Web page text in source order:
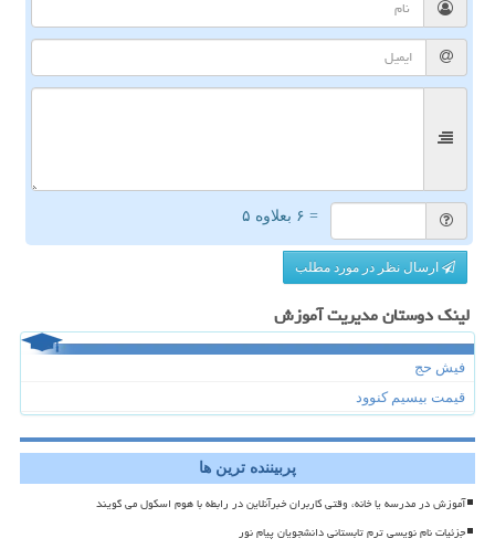
= ۶ بعلاوه ۵
ارسال نظر در مورد مطلب
لینک دوستان مدیریت آموزش
فیش حج
قیمت بیسیم کنوود
پربیننده ترین ها
آموزش در مدرسه یا خانه، وقتی کاربران خبرآنلاین در رابطه با هوم اسکول می گویند
جزئیات نام نویسی ترم تابستانی دانشجویان پیام نور